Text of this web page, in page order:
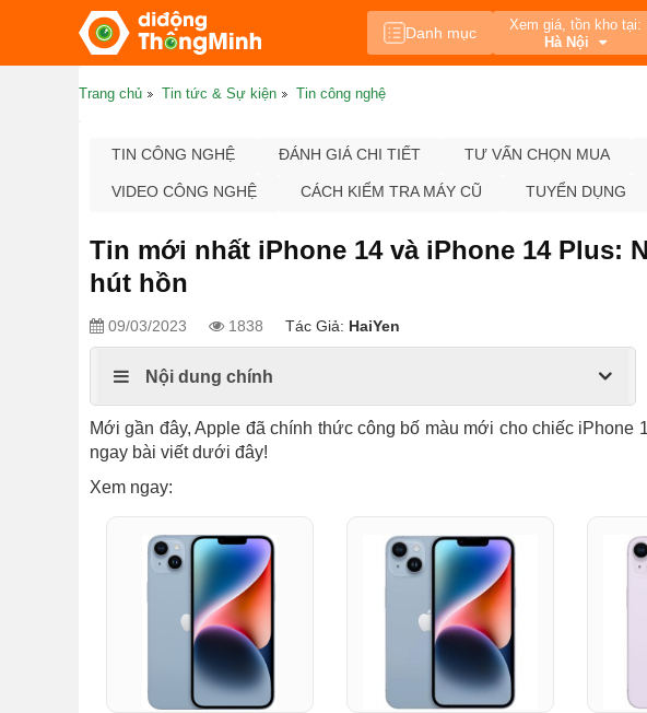
Danh mục
Xem giá, tồn kho tại:
Hà Nội
Trang chủ Tin tức & Sự kiện Tin công nghệ
TIN CÔNG NGHỆ ĐÁNH GIÁ CHI TIẾT TƯ VẤN CHỌN MUA
VIDEO CÔNG NGHỆ CÁCH KIỂM TRA MÁY CŨ TUYỂN DỤNG
Tin mới nhất iPhone 14 và iPhone 14 Plus:
hút hồn
09/03/2023 1838 Tác Giả: HaiYen
Nội dung chính
Mới gần đây, Apple đã chính thức công bố màu mới cho chiếc
ngay bài viết dưới đây!
Xem ngay: